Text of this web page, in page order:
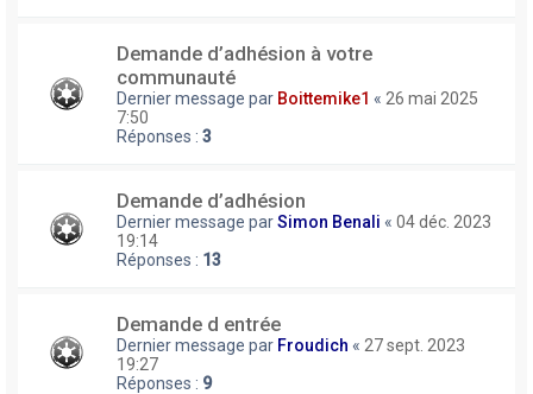
Demande d’adhésion à votre
communauté
Dernier message par Boittemike1 « 26 mai 2025
7:50
Réponses : 3
Demande d’adhésion
Dernier message parSimon Benali « 04 déc. 2023
19:14
Réponses : 13
Demande d entrée
Dernier message par Froudich « 27 sept. 2023
19:27
Réponses : 9